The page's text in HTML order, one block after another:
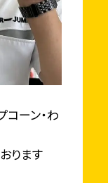
コーン・わ
ります